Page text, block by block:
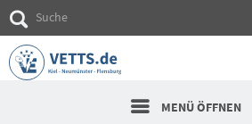
MENÜ ÖFFNEN